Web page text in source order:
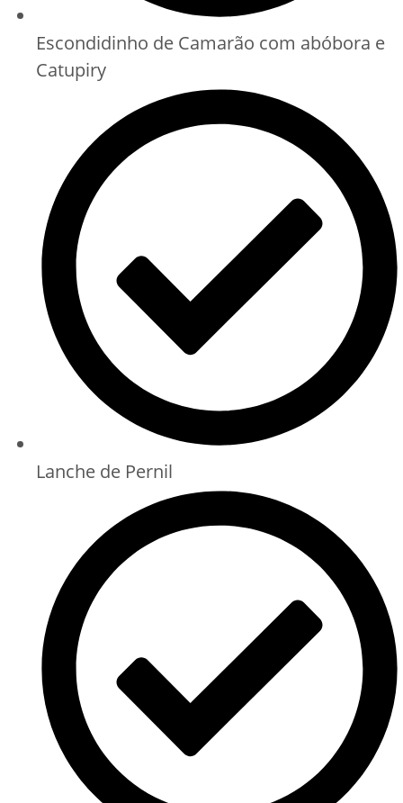
Escondidinho de Camarão com abóbora e
Catupiry
Lanche de Pernil